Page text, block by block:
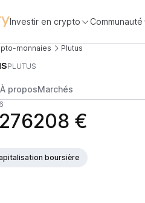
Investir en crypto Communauté
monnaies Plutus
PLUTUS
À proposMarchés
€
boursière